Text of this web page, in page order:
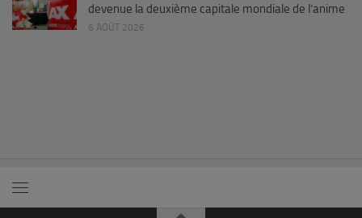
devenue la deuxième capitale mondiale de l’anime
6 AOÛT 2026